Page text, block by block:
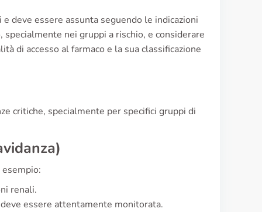
deve essere assunta seguendo le indicazioni
nei gruppi a rischio, e considerare
di accesso al farmaco e la sua classificazione
critiche, specialmente per specifici gruppi di
renali.
essere attentamente monitorata.